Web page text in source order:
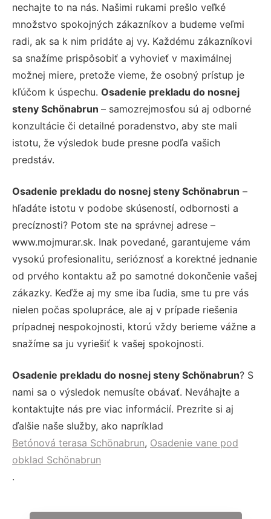
nechajte to na nás. Našimi rukami prešlo veľké
množstvo spokojných zákazníkov a budeme veľmi
radi, ak sa k nim pridáte aj vy. Každému zákazníkovi
sa snažíme prispôsobiť a vyhovieť v maximálnej
možnej miere, pretože vieme, že osobný prístup je
kľúčom k úspechu. Osadenie prekladu do nosnej
steny Schönabrun – samozrejmosťou sú aj odborné
konzultácie či detailné poradenstvo, aby ste mali
istotu, že výsledok bude presne podľa vašich
predstáv.
Osadenie prekladu do nosnej steny Schönabrun –
hľadáte istotu v podobe skúseností, odbornosti a
precíznosti? Potom ste na správnej adrese –
www.mojmurar.sk. Inak povedané, garantujeme vám
vysokú profesionalitu, serióznosť a korektné jednanie
od prvého kontaktu až po samotné dokončenie vašej
zákazky. Keďže aj my sme iba ľudia, sme tu pre vás
nielen počas spolupráce, ale aj v prípade riešenia
prípadnej nespokojnosti, ktorú vždy berieme vážne a
snažíme sa ju vyriešiť k vašej spokojnosti.
Osadenie prekladu do nosnej steny Schönabrun? S
nami sa o výsledok nemusíte obávať. Neváhajte a
kontaktujte nás pre viac informácií. Prezrite si aj
ďalšie naše služby, ako napríklad
Betónová terasa Schönabrun, Osadenie vane pod
obklad Schönabrun
.